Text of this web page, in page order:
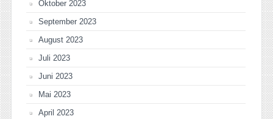
Oktober 2023
September 2023
August 2023
Juli 2023
Juni 2023
Mai 2023
April 2023